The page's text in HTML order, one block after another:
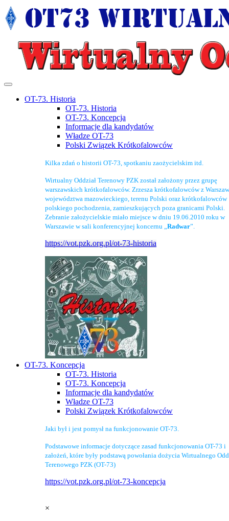
OT-73. Historia
OT-73. Historia
OT-73. Koncepcja
Informacje dla kandydatów
Władze OT-73
Polski Związek Krótkofalowców
Kilka zdań o historii OT-73, spotkaniu zaożycielskim itd.
Wirtualny Oddział Terenowy PZK został założony przez grupę
warszawskich krótkofalowców. Zrzesza krótkofalowców z
województwa mazowieckiego, terenu Polski oraz krótkofalowców
polskiego pochodzenia, zamieszkujących poza granicami Polski.
Zebranie założycielskie miało miejsce w dniu 19.06.2010 roku w
Warszawie w sali konferencyjnej koncernu „Radwar”.
https://vot.pzk.org.pl/ot-73-historia
OT-73. Koncepcja
OT-73. Historia
OT-73. Koncepcja
Informacje dla kandydatów
Władze OT-73
Polski Związek Krótkofalowców
Jaki był i jest pomysł na funkcjonowanie OT-73.
Podstawowe informacje dotyczące zasad funkcjonowania OT-73 i
założeń, które były podstawą powołania dożycia Wirtualnego
Terenowego PZK (OT-73)
https://vot.pzk.org.pl/ot-73-koncepcja
×